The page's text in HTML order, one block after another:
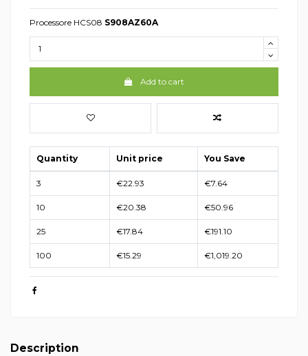
Processore HCS08 S908AZ60A
Add to cart
Quantity Unit price You Save
3 €22.93 €7.64
10 €20.38 €50.96
25 €17.84 €191.10
100 €15.29 €1,019.20
Description